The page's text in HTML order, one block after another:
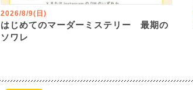
2026/8/9(日)
はじめてのマーダーミステリー 最期の
ソワレ